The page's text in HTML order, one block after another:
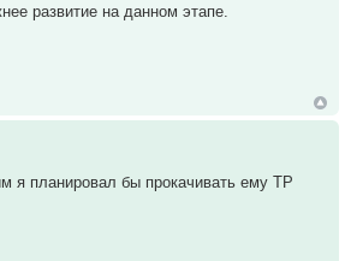
развитие на данном этапе.
я планировал бы прокачивать ему ТР